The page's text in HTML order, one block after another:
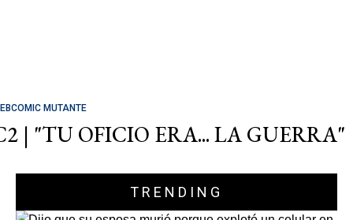
MUTANTE
| "TU OFICIO ERA... LA GUERRA"
TRENDING